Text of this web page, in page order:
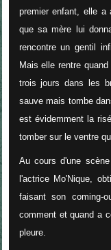
premier enfant, elle a
que sa mère lui
rencontre un gentil
Mais elle rentre
trois jours dans les
sauve mais tombe
est évidemment la
tomber sur le ventre
Au cours d'une
l'actrice Mo'Nique,
faisant son coming-
comment et quand a
pleure.